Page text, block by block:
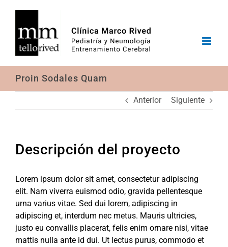
contenido
Proin Sodales Quam
Anterior Siguiente
Descripción del proyecto
Lorem ipsum dolor sit amet, consectetur adipiscing
elit. Nam viverra euismod odio, gravida pellentesque
urna varius vitae. Sed dui lorem, adipiscing in
adipiscing et, interdum nec metus. Mauris ultricies,
justo eu convallis placerat, felis enim ornare nisi, vitae
mattis nulla ante id dui. Ut lectus purus, commodo et